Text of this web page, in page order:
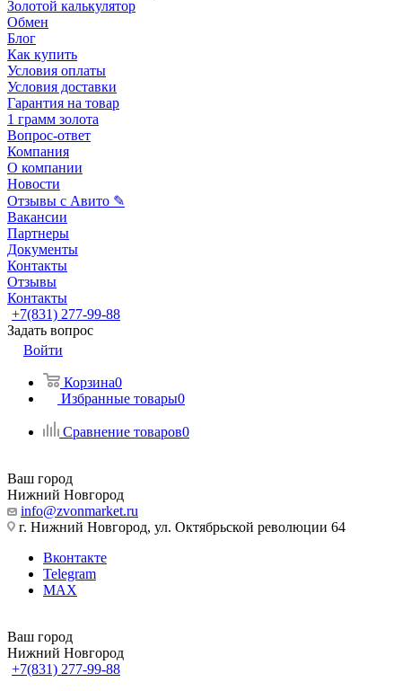
Золотой калькулятор
Обмен
Блог
Как купить
Условия оплаты
Условия доставки
Гарантия на товар
1 грамм золота
Вопрос-ответ
Компания
О компании
Новости
Отзывы с Авито ✎
Вакансии
Партнеры
Документы
Контакты
Отзывы
Контакты
+7(831) 277-99-88
Задать вопрос
Войти
Корзина0
Избранные товары0
Сравнение товаров0
Ваш город
Нижний Новгород
info@zvonmarket.ru
г. Нижний Новгород, ул. Октябрьской революции 64
Вконтакте
Telegram
MAX
Ваш город
Нижний Новгород
+7(831) 277-99-88